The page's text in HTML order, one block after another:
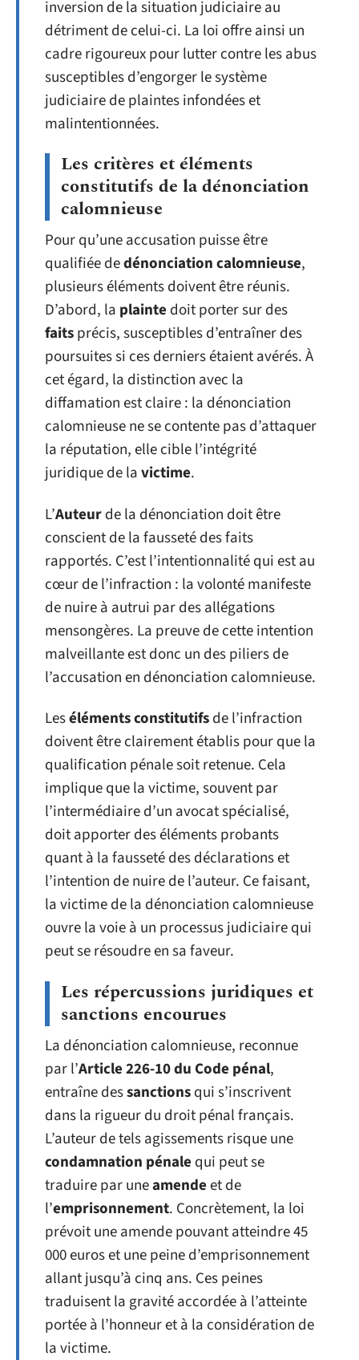
inversion de la situation judiciaire au
détriment de celui-ci. La loi offre ainsi un
cadre rigoureux pour lutter contre les abus
susceptibles d’engorger le système
judiciaire de plaintes infondées et
malintentionnées.
Les critères et éléments
constitutifs de la dénonciation
calomnieuse
Pour qu’une accusation puisse être
qualifiée dedénonciation calomnieuse,
plusieurs éléments doivent être réunis.
D’abord, la plainte doit porter sur des
faitsprécis, susceptibles d’entraîner des
poursuites si ces derniers étaient avérés. À
cet égard, la distinction avec la
diffamation est claire : la dénonciation
calomnieuse ne se contente pas d’attaquer
la réputation, elle cible l’intégrité
juridique de lavictime.
L’Auteurde la dénonciation doit être
conscient de la fausseté des faits
rapportés. C’est l’intentionnalité qui est au
cœur de l’infraction : la volonté manifeste
de nuire à autrui par des allégations
mensongères. La preuve de cette intention
malveillante est donc un des piliers de
l’accusation en dénonciation calomnieuse.
Leséléments constitutifsde l’infraction
doivent être clairement établis pour que la
qualification pénale soit retenue. Cela
implique que la victime, souvent par
l’intermédiaire d’un avocat spécialisé,
doit apporter des éléments probants
quant à la fausseté des déclarations et
l’intention de nuire de l’auteur. Ce faisant,
la victime de la dénonciation calomnieuse
ouvre la voie à un processus judiciaire qui
peut se résoudre en sa faveur.
Les répercussions juridiques et
sanctions encourues
La dénonciation calomnieuse, reconnue
par l’Article 226-10 du Code pénal,
entraîne dessanctionsqui s’inscrivent
dans la rigueur du droit pénal français.
L’auteur de tels agissements risque une
condamnation pénale qui peut se
traduire par uneamendeet de
l’emprisonnement. Concrètement, la loi
prévoit une amende pouvant atteindre 45
000 euros et une peine d’emprisonnement
allant jusqu’à cinq ans. Ces peines
traduisent la gravité accordée à l’atteinte
portée à l’honneur et à la considération de
la victime.